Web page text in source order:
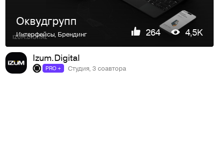
Оквудгрупп
Интерфейсы, Брендинг 264 4,5K
Izum.Digital
PRO + Студия, 3 соавтора